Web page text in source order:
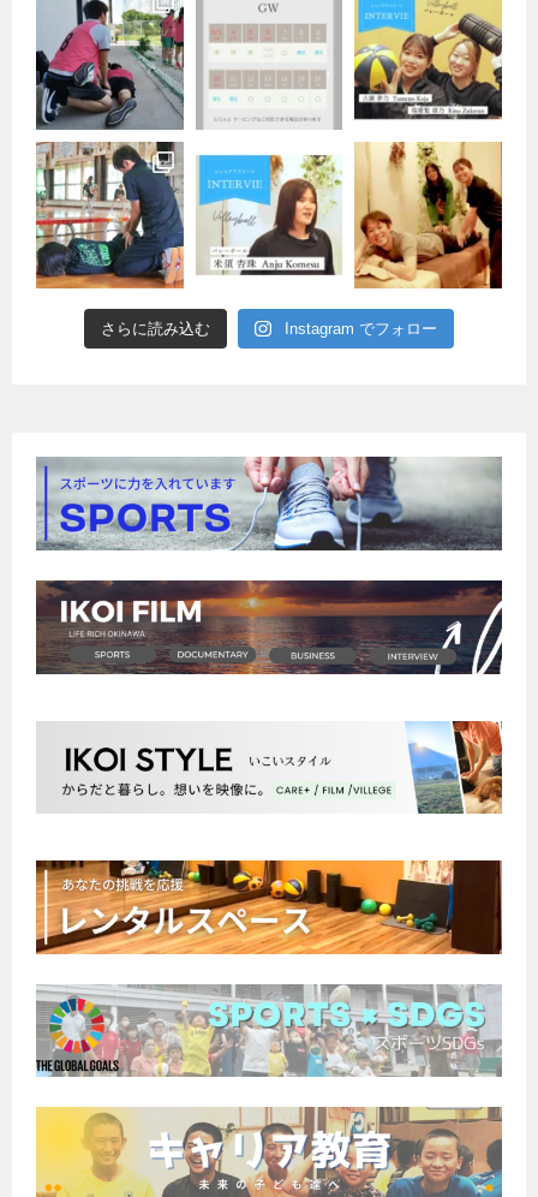
さらに読み込む Instagram でフォロー